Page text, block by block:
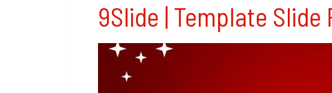
9Slide | Template